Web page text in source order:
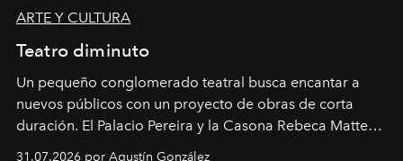
ARTE Y CULTURA
Teatro diminuto
Un pequeño conglomerado teatral busca encantar a
nuevos públicos con un proyecto de obras de corta
duración. El Palacio Pereira y la Casona Rebeca Matte
son algunos de los lugares que han albergado estas
31.07.2026 por Agustín González